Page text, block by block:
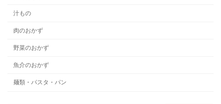
汁もの
肉のおかず
野菜のおかず
魚介のおかず
麺類・パスタ・パン